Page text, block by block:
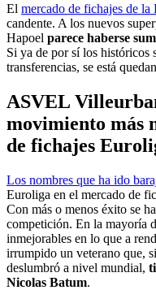
El mercado de fichajes de la
candente. A los nuevos
Hapoel parece haberse
Si ya de por sí los históricos
transferencias, se está
ASVEL
movimiento más
de fichajes
Los nombres que ha ido
Euroliga en el mercado de
Con más o menos éxito se
competición. En la mayoría
inmejorables en lo que a
irrumpido un veterano que,
deslumbró a nivel mundial,
Nicolas Batum.